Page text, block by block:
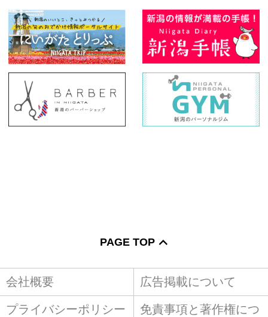
PAGE TOP
会社概要 広告掲載について
プライバシーポリシー
免責事項と著作権につ